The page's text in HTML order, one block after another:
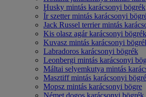
Husky mintás karácsonyi bögrék
Ír szetter mintás karácsonyi
Jack Russel terrier mintás
Kis olasz agár karácsonyi bögrék
Kuvasz mintás karácsonyi
Labradoros karácsonyi bögrék
Leonbergi mintás karácsonyi
Máltai selyemkutya mintás
Masztiff mintás karácsonyi
Mopsz mintás karácsonyi bögre
Német dogos karácsonyi bögrék